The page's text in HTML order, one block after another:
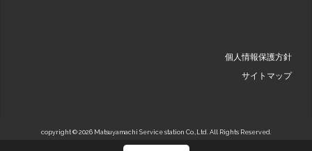
個人情報保護方針
サイトマップ
copyright © 2026 Matsuyamachi Service station Co.,Ltd. All Rights Reserved.